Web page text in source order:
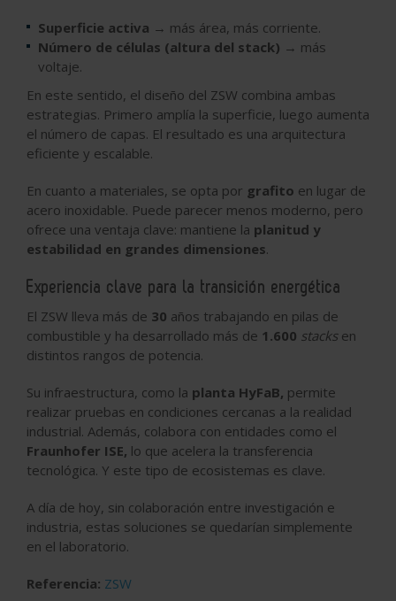
Superficie activa → más área, más corriente.
Número de células (altura del stack) → más
voltaje.
En este sentido, el diseño del ZSW combina ambas
estrategias. Primero amplía la superficie, luego aumenta
el número de capas. El resultado es una arquitectura
eficiente y escalable.
En cuanto a materiales, se opta por grafito en lugar de
acero inoxidable. Puede parecer menos moderno, pero
ofrece una ventaja clave: mantiene la planitud y
estabilidad en grandes dimensiones.
Experiencia clave para la transición energética
El ZSW lleva más de 30 años trabajando en pilas de
combustible y ha desarrollado más de 1.600 stacksen
distintos rangos de potencia.
Su infraestructura, como la planta HyFaB, permite
realizar pruebas en condiciones cercanas a la realidad
industrial. Además, colabora con entidades como el
Fraunhofer ISE, lo que acelera la transferencia
tecnológica. Y este tipo de ecosistemas es clave.
A día de hoy, sin colaboración entre investigación e
industria, estas soluciones se quedarían simplemente
en el laboratorio.
Referencia: ZSW